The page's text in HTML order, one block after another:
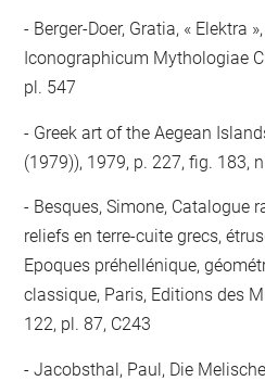
Berger-Doer, Gratia, « Elektra
Iconographicum Mythologiae
pl. 547
Greek art of the Aegean
(1979)), 1979, p. 227, fig. 183,
Besques, Simone, Catalogue
reliefs en terre-cuite grecs,
Epoques préhellénique,
classique, Paris, Editions des
122, pl. 87, C243
Jacobsthal, Paul, Die